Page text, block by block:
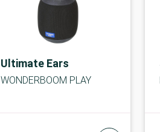
Ultimate Ears
WONDERBOOM PLAY